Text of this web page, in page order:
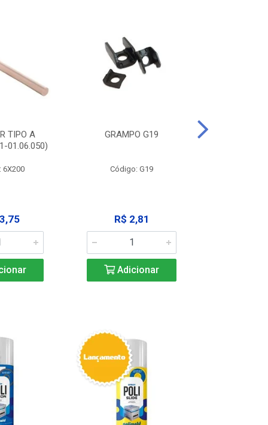
TIPO A
01.06.050)
6X200
GRAMPO G19
Código: G19
R$ 2,81
Adicionar